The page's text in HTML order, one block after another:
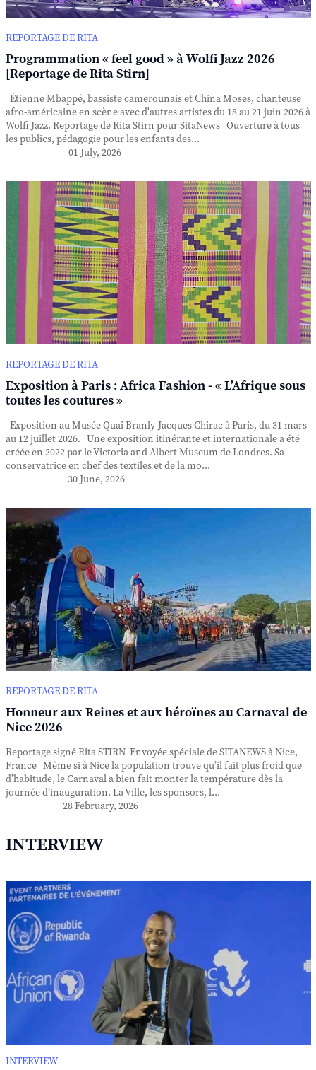
REPORTAGE DE RITA
Programmation « feel good » à Wolfi Jazz 2026
[Reportage de Rita Stirn]
Étienne Mbappé, bassiste camerounais et China Moses, chanteuse
afro-américaine en scène avec d'autres artistes du 18 au 21 juin 2026 à
Wolfi Jazz. Reportage de Rita Stirn pour SitaNews Ouverture à tous
les publics, pédagogie pour les enfants des...
01 July, 2026
REPORTAGE DE RITA
Exposition à Paris : Africa Fashion - « L’Afrique sous
toutes les coutures »
Exposition au Musée Quai Branly-Jacques Chirac à Paris, du 31 mars
au 12 juillet 2026. Une exposition itinérante et internationale a été
créée en 2022 par le Victoria and Albert Museum de Londres. Sa
conservatrice en chef des textiles et de la mo...
30 June, 2026
REPORTAGE DE RITA
Honneur aux Reines et aux héroïnes au Carnaval de
Nice 2026
Reportage signé Rita STIRN Envoyée spéciale de SITANEWS à Nice,
France Même si à Nice la population trouve qu’il fait plus froid que
d’habitude, le Carnaval a bien fait monter la température dès la
journée d’inauguration. La Ville, les sponsors, l...
28 February, 2026
INTERVIEW
INTERVIEW